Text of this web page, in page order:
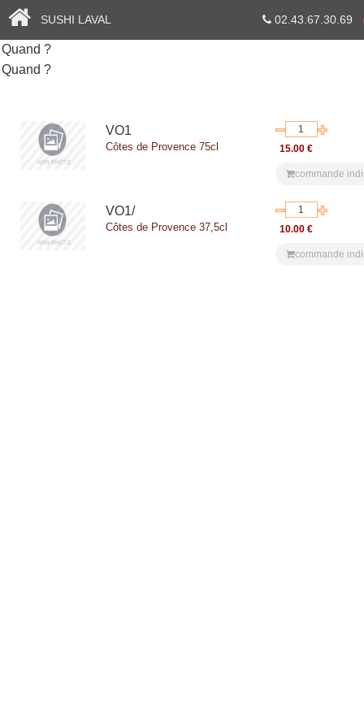
SUSHI LAVAL 02.43.67.30.69
VO1
Côtes de Provence 75cl 15.00 €
commande
VO1/
Côtes de Provence 37,5cl 10.00 €
commande